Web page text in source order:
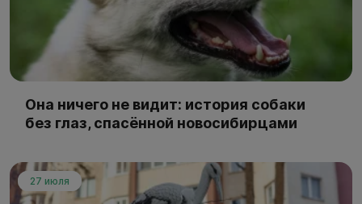
Она ничего не видит: история собаки
без глаз, спасённой новосибирцами
27 июля